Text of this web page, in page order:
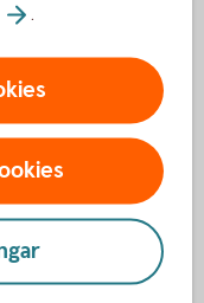
in personens
.